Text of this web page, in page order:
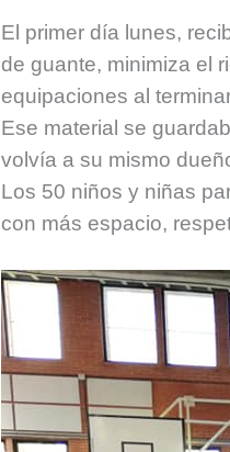
El primer día lunes,
de guante, minimiza el
equipaciones al
Ese material se
volvía a su mismo
Los 50 niños y niñas
con más espacio,